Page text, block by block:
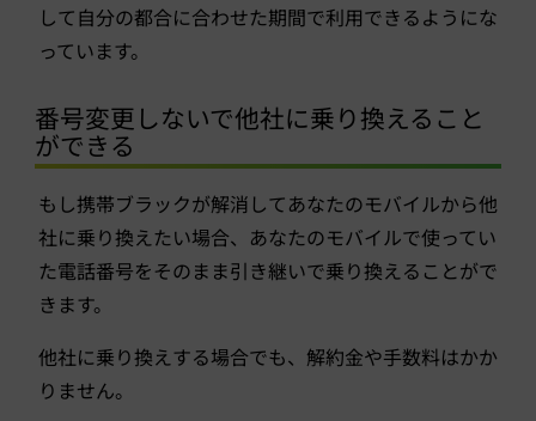
して自分の都合に合わせた期間で利用できるようにな
っています。
番号変更しないで他社に乗り換えること
ができる
もし携帯ブラックが解消してあなたのモバイルから他
社に乗り換えたい場合、あなたのモバイルで使ってい
た電話番号をそのまま引き継いで乗り換えることがで
きます。
他社に乗り換えする場合でも、解約金や手数料はかか
りません。